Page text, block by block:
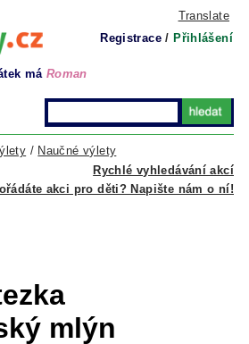
Translate
Registrace / Přihlášení
má Roman
Rychlé vyhledávání akcí
/ Naučné výlety
akci pro děti? Napište nám o ní!
mlýn